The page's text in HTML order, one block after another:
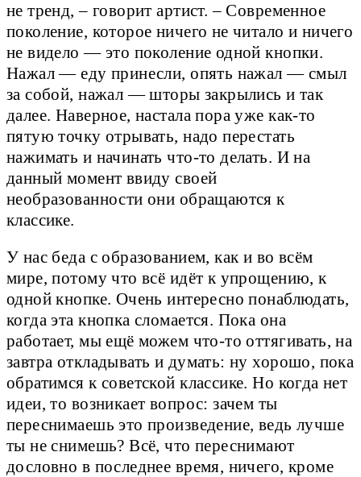
не тренд, – говорит артист. – Современное
поколение, которое ничего не читало и ничего
не видело — это поколение одной кнопки.
Нажал — еду принесли, опять нажал — смыл
за собой, нажал — шторы закрылись и так
далее. Наверное, настала пора уже как-то
пятую точку отрывать, надо перестать
нажимать и начинать что-то делать. И на
данный момент ввиду своей
необразованности они обращаются к
классике.
У нас беда с образованием, как и во всём
мире, потому что всё идёт к упрощению, к
одной кнопке. Очень интересно понаблюдать,
когда эта кнопка сломается. Пока она
работает, мы ещё можем что-то оттягивать, на
завтра откладывать и думать: ну хорошо, пока
обратимся к советской классике. Но когда нет
идеи, то возникает вопрос: зачем ты
переснимаешь это произведение, ведь лучше
ты не снимешь? Всё, что переснимают
дословно в последнее время, ничего, кроме